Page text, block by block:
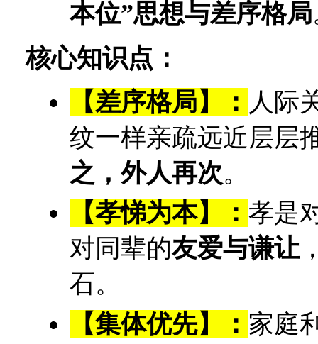
本位”思想与差序格局
核心知识点：
【差序格局】： 人际
纹一样亲疏远近层
之，外人再次。
【孝悌为本】： 孝是
对同辈的友爱与谦让
石。
【集体优先】： 家庭